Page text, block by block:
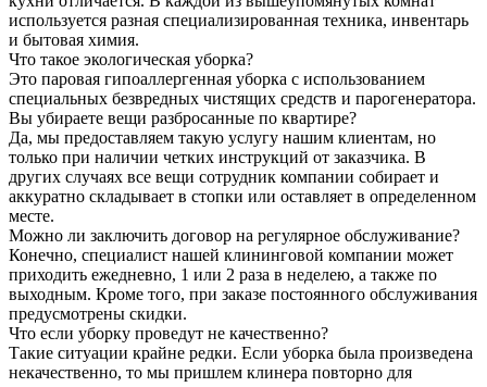
используется разная специализированная техника, инвентарь
и бытовая химия.
Что такое экологическая уборка?
Это паровая гипоаллергенная уборка с использованием
специальных безвредных чистящих средств и парогенератора.
Вы убираете вещи разбросанные по квартире?
Да, мы предоставляем такую услугу нашим клиентам, но
только при наличии четких инструкций от заказчика. В
других случаях все вещи сотрудник компании собирает и
аккуратно складывает в стопки или оставляет в определенном
месте.
Можно ли заключить договор на регулярное обслуживание?
Конечно, специалист нашей клининговой компании может
приходить ежедневно, 1 или 2 раза в неделею, а также по
выходным. Кроме того, при заказе постоянного обслуживания
предусмотрены скидки.
Что если уборку проведут не качественно?
Такие ситуации крайне редки. Если уборка была произведена
некачественно, то мы пришлем клинера повторно для